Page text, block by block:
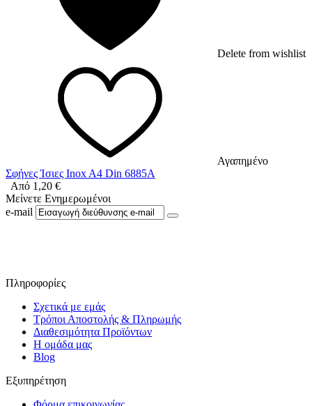
Delete from wishlist
Αγαπημένο
Σφήνες Ίσιες Inox A4 Din 6885A
Από 1,20 €
Μείνετε Ενημερωμένοι
e-mail
Πληροφορίες
Σχετικά με εμάς
Τρόποι Αποστολής & Πληρωμής
Διαθεσιμότητα Προϊόντων
Η ομάδα μας
Blog
Εξυπηρέτηση